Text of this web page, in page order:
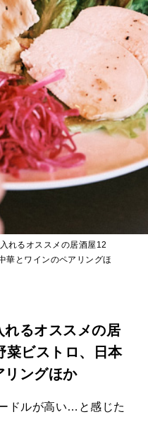
れるオススメの居酒屋12
華とワインのペアリングほ
れるオススメの居
菜ビストロ、日本
リングほか
ドルが高い…と感じた